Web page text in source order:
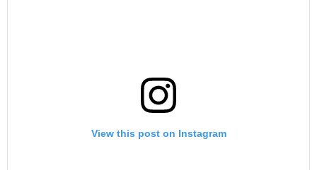
View this post on Instagram